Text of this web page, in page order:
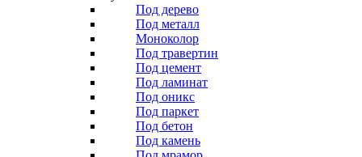
Под дерево
Под металл
Моноколор
Под травертин
Под цемент
Под ламинат
Под оникс
Под паркет
Под бетон
Под камень